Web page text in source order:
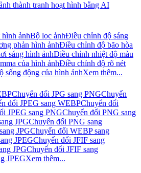
thành tranh hoạt hình bằng AI
ảnhBộ lọc ảnhĐiều chỉnh độ sáng
phản hình ảnhĐiều chỉnh độ bão hòa
sáng hình ảnhĐiều chỉnh nhiệt độ màu
của hình ảnhĐiều chỉnh độ rõ nét
sống động của hình ảnhXem thêm...
Chuyển đổi JPG sang PNGChuyển
đổi JPEG sang WEBPChuyển đổi
JPEG sang PNGChuyển đổi PNG sang
JPGChuyển đổi PNG sang
JPGChuyển đổi WEBP sang
JPEGChuyển đổi JFIF sang
JPGChuyển đổi JFIF sang
JPEGXem thêm...